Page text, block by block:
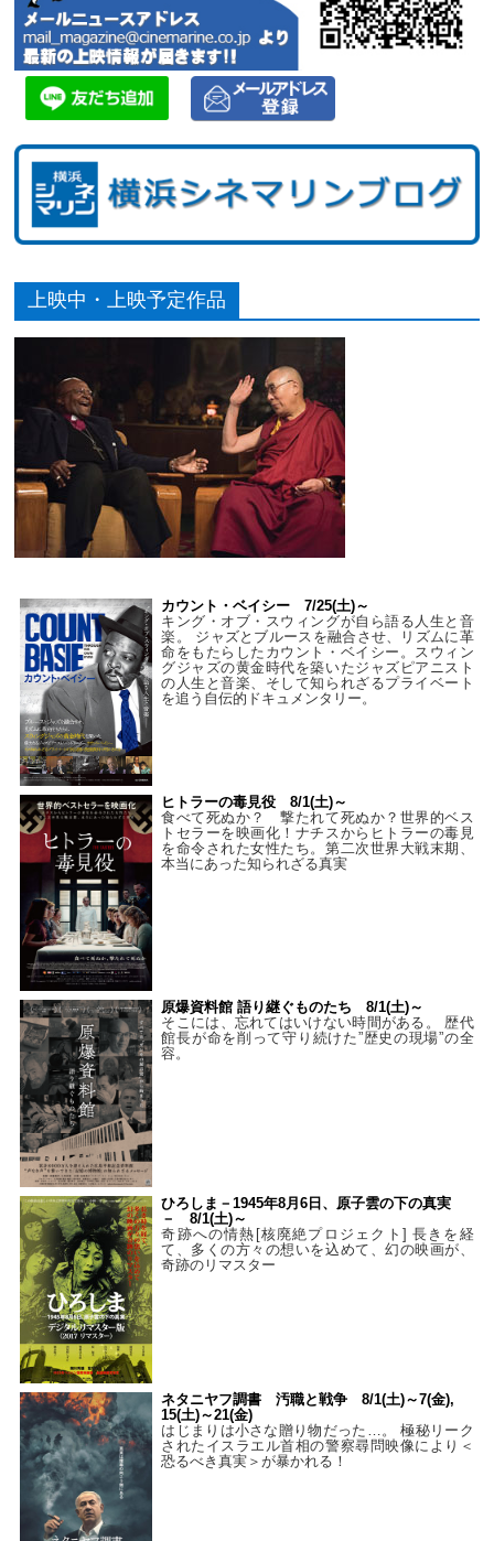
上映中・上映予定作品
カウント・ベイシー 7/25(土)～
キング・オブ・スウィングが自ら語る人生と音
楽。 ジャズとブルースを融合させ、リズムに革
命をもたらしたカウント・ベイシー。スウィン
グジャズの黄金時代を築いたジャズピアニスト
の人生と音楽、そして知られざるプライベート
を追う自伝的ドキュメンタリー。
ヒトラーの毒見役 8/1(土)～
食べて死ぬか？ 撃たれて死ぬか？世界的ベス
トセラーを映画化！ナチスからヒトラーの毒見
を命令された女性たち。第二次世界大戦末期、
本当にあった知られざる真実
原爆資料館 語り継ぐものたち 8/1(土)～
そこには、忘れてはいけない時間がある。 歴代
館長が命を削って守り続けた”歴史の現場”の全
容。
ひろしま－1945年8月6日、原子雲の下の真実
－ 8/1(土)～
奇跡への情熱[核廃絶プロジェクト] 長きを経
て、多くの方々の想いを込めて、幻の映画が、
奇跡のリマスター
ネタニヤフ調書 汚職と戦争 8/1(土)～7(金),
15(土)～21(金)
はじまりは小さな贈り物だった…。 極秘リーク
されたイスラエル首相の警察尋問映像により＜
恐るべき真実＞が暴かれる！